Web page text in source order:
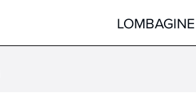
LOMBAGINE